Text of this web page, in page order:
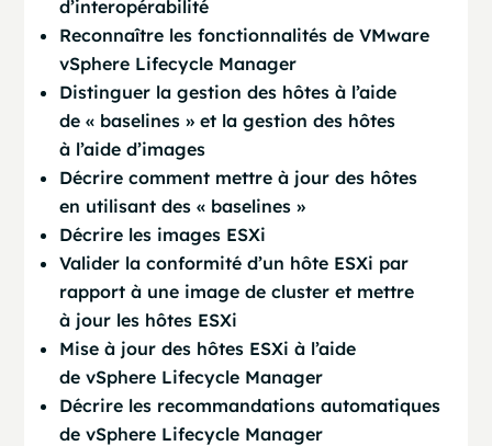
d’interopérabilité
Reconnaître les fonctionnalités de VMware
vSphere Lifecycle Manager
Distinguer la gestion des hôtes à l’aide
de « baselines » et la gestion des hôtes
à l’aide d’images
Décrire comment mettre à jour des hôtes
en utilisant des « baselines »
Décrire les images ESXi
Valider la conformité d’un hôte ESXi par
rapport à une image de cluster et mettre
à jour les hôtes ESXi
Mise à jour des hôtes ESXi à l’aide
de vSphere Lifecycle Manager
Décrire les recommandations automatiques
de vSphere Lifecycle Manager